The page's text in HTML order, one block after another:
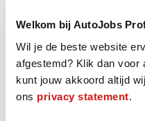
Welkom bij AutoJobs
Wil je de beste website
afgestemd? Klik dan voor
kunt jouw akkoord altijd
ons privacy statement.
€ 3.105 - € 3.850 bruto
24 vakantiedagen*
8,00% vakantiegeld
goede reiskostenregeling
eventueel gebruik
pensioeninleg 24,9%
mogelijkheid training en
mogelijkheid deelname